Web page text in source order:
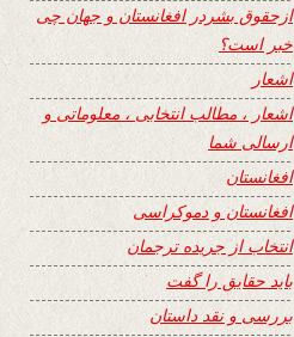
ازحقوق بشردر افغانستان و جهان چی
خبر است؟
اشعار
اشعار ، مطالب انتخابی ، معلوماتی و
ارسالی شما
افغانستان
افغانستان و دموکراسی
انتخاب از جریده ترجمان
باید حقایق را گفت
بررسی و نقد داستان